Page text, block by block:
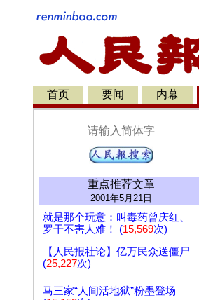
首页 要闻 内幕
重点推荐文章
2001年5月21日
就是那个玩意：叫毒药曾庆红、
罗干不害人难！ (15,569次)
【人民报社论】亿万民众送僵尸
(25,227次)
马三家“人间活地狱”粉墨登场